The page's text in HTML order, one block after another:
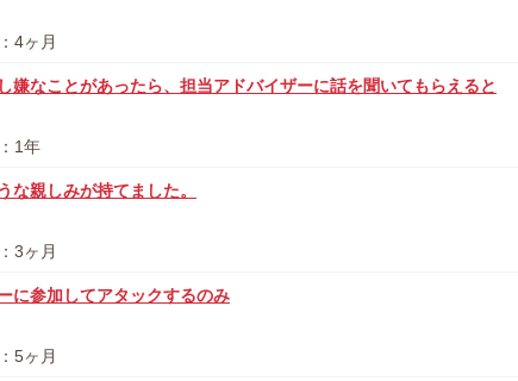
4ヶ月
嫌なことがあったら、担当アドバイザーに話を聞いてもらえると
1年
な親しみが持てました。
3ヶ月
に参加してアタックするのみ
5ヶ月